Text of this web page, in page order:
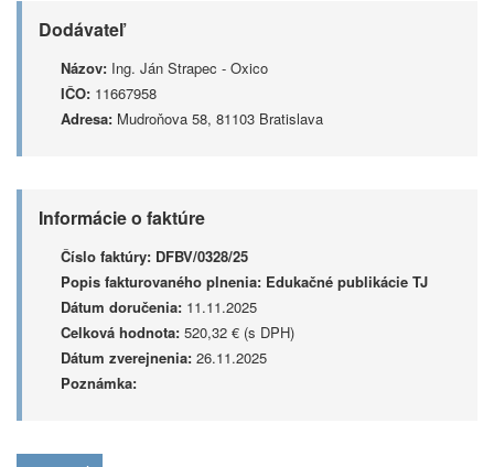
Dodávateľ
Názov: Ing. Ján Strapec - Oxico
IČO: 11667958
Adresa: Mudroňova 58, 81103 Bratislava
Informácie o faktúre
Číslo faktúry: DFBV/0328/25
Popis fakturovaného plnenia: Edukačné publikácie TJ
Dátum doručenia: 11.11.2025
Celková hodnota: 520,32 € (s DPH)
Dátum zverejnenia: 26.11.2025
Poznámka: